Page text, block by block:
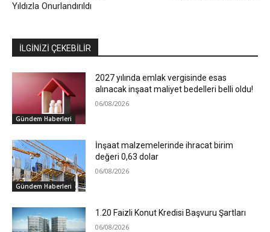
Yıldızla Onurlandırıldı
İLGİNİZİ ÇEKEBİLİR
Gündem Haberleri
2027 yılında emlak vergisinde esas
alınacak inşaat maliyet bedelleri belli oldu!
06/08/2026
Gündem Haberleri
İnşaat malzemelerinde ihracat birim
değeri 0,63 dolar
06/08/2026
1.20 Faizli Konut Kredisi Başvuru Şartları
06/08/2026